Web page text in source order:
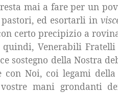
mai a fare per un
ed esortarli in
certo precipizio a
Venerabili
sostegno della Nostra
Noi, coi legami
mani grondanti